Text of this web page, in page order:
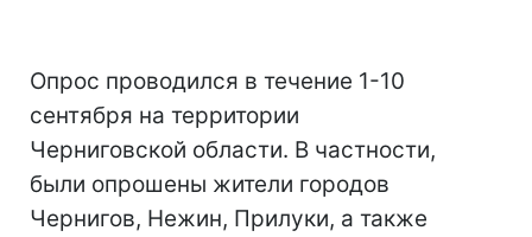
Опрос проводился в течение 1-10
сентября на территории
Черниговской области. В частности,
были опрошены жители городов
Чернигов, Нежин, Прилуки, а также